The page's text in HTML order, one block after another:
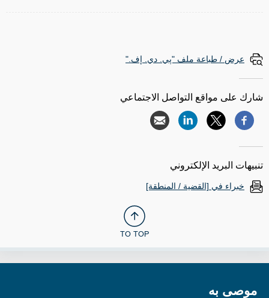
عرض / طباعة ملف "پي. دي. إف."
شارك على مواقع التواصل الاجتماعي
تنبيهات البريد الإلكتروني
خبراء في [القضية / المنطقة]
TO TOP
موصى به